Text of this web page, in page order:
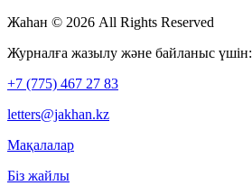
Жаhaн © 2026 All Rights Reserved
Журналға жазылу және байланыс үшін:
+7 (775) 467 27 83
letters@jakhan.kz
Мақалалар
Біз жайлы